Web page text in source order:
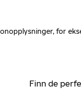
for
Finn de